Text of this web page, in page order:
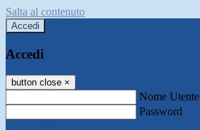
Salta al contenuto
Accedi
Accedi
button close ×
Nome Utente
Password